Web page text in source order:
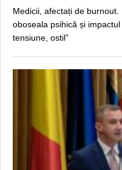
Medicii, afectați de
oboseala psihică și
tensiune, ostil”